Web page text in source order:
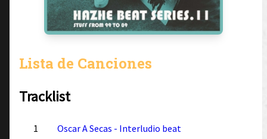
Lista de Canciones
Tracklist
1 Oscar A Secas - Interludio beat